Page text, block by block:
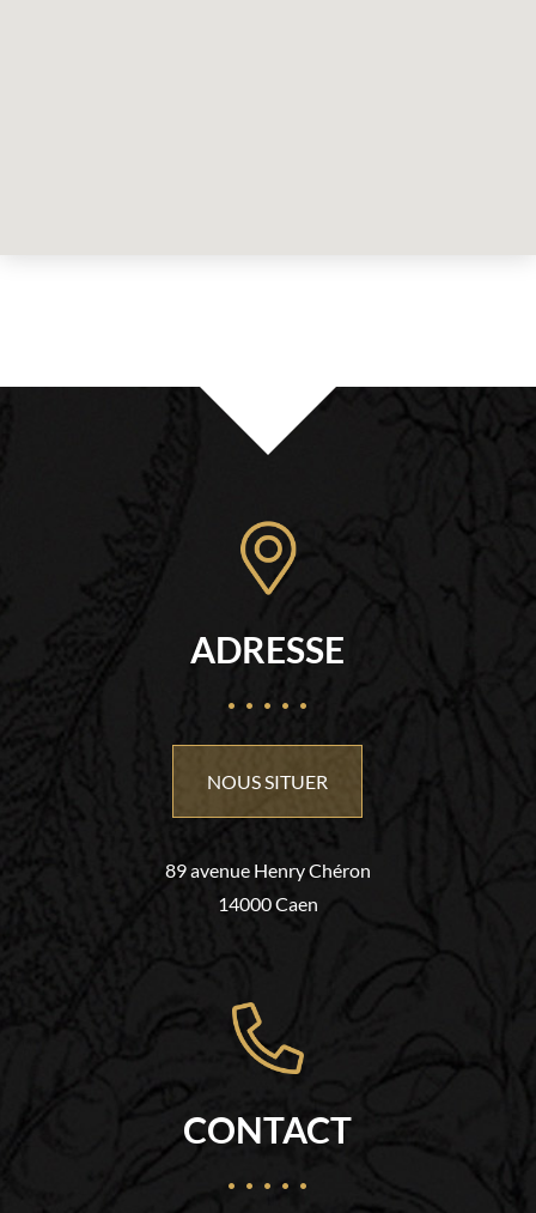
ADRESSE
NOUS SITUER
89 avenue Henry Chéron
14000 Caen
CONTACT